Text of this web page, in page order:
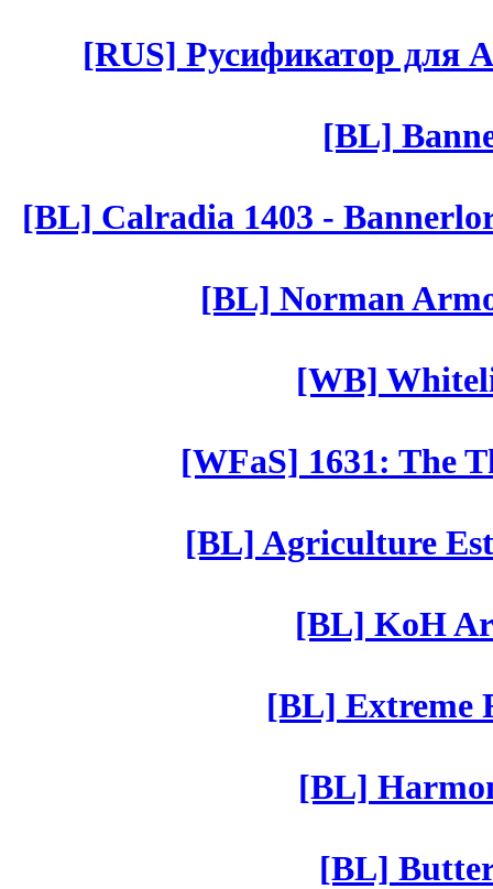
[RUS] Русификатор для
[BL]
[BL] Calradia 1403 -
[BL] Norman
[WB]
[WFaS] 1631: The
[BL] Agriculture
[BL] KoH
[BL] Extreme
[BL]
[BL]